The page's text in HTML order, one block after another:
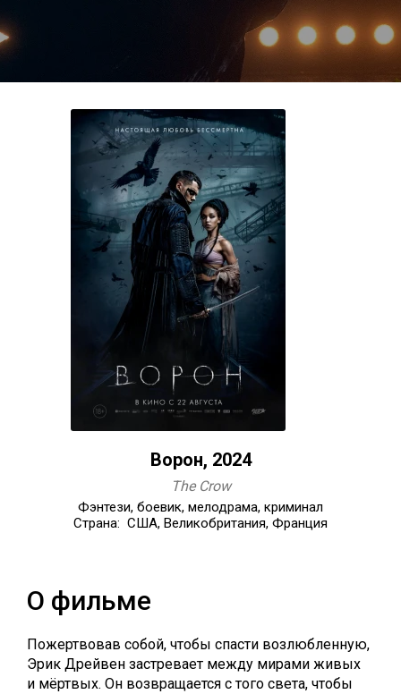
Ворон, 2024
The Crow
Фэнтези, боевик, мелодрама, криминал
Страна: США, Великобритания, Франция
О фильме
Пожертвовав собой, чтобы спасти возлюбленную,
Эрик Дрейвен застревает между мирами живых
и мёртвых. Он возвращается с того света, чтобы